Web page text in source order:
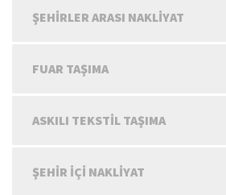
ŞEHIRLER ARASI NAKLIYAT
FUAR TAŞIMA
ASKILI TEKSTIL TAŞIMA
ŞEHIR IÇI NAKLIYAT